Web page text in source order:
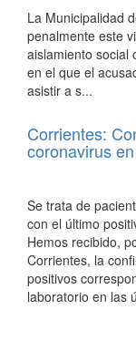
La Municipalidad
penalmente este
aislamiento social
en el que el
asistir a s...
Corrientes:
coronavirus
Se trata de
con el último
Hemos recibido,
Corrientes, la
positivos
laboratorio en las